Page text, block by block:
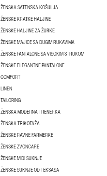
ŽENSKA SATENSKA KOŠULJA
ŽENSKE KRATKE HALJINE
ŽENSKE HALJINE ZA ŽURKE
ŽENSKE MAJICE SA DUGIM RUKAVIMA
ŽENSKE PANTALONE SA VISOKIM STRUKOM
ŽENSKE ELEGANTNE PANTALONE
COMFORT
LINEN
TAILORING
ŽENSKA MODERNA TRENERKA
ŽENSKA TRIKOTAŽA
ŽENSKE RAVNE FARMERKE
ŽENSKE ZVONCARE
ŽENSKE MIDI SUKNJE
ŽENSKE SUKNJE OD TEKSASA